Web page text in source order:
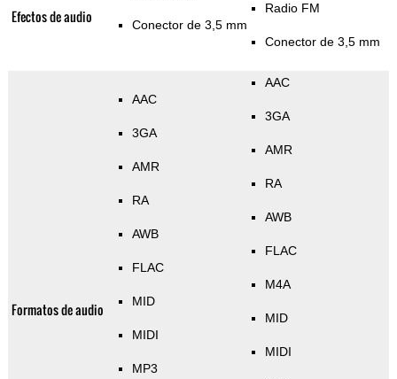
Efectos de audio Conector de 3,5 mm
Radio FM
Conector de 3,5 mm
Formatos de audio
AAC
3GA
AMR
RA
AWB
FLAC
MID
MIDI
MP3
AAC
3GA
AMR
RA
AWB
FLAC
M4A
MID
MIDI